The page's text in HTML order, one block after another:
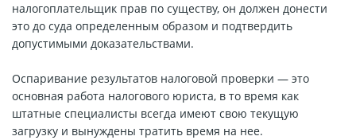
налогоплательщик прав по существу, он должен донести
это до суда определенным образом и подтвердить
допустимыми доказательствами.
Оспаривание результатов налоговой проверки — это
основная работа налогового юриста, в то время как
штатные специалисты всегда имеют свою текущую
загрузку и вынуждены тратить время на нее.